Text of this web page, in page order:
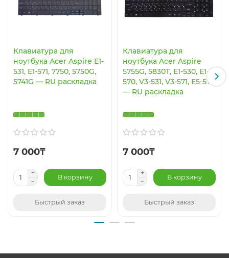
Клавиатура для
ноутбука Acer Aspire E1-
531, E1-571, 7750, 5750G,
5741G — RU раскладка
7 000₸
В корзину
Быстрый заказ
Клавиатура для
ноутбука Acer Aspire
5755G, 5830T, E1-530, E1-
570, V3-531, V3-571, E5-571
— RU раскладка
7 000₸
В корзину
Быстрый заказ